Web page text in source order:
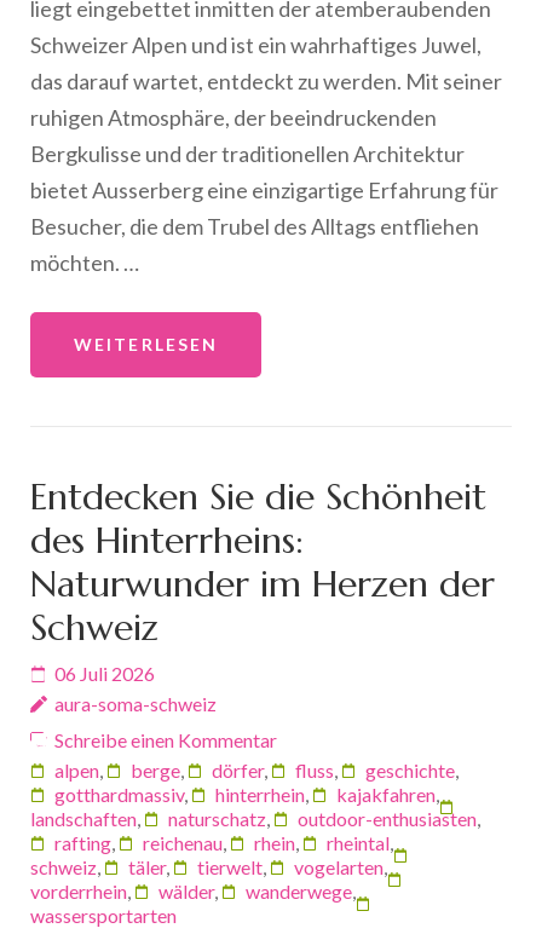
liegt eingebettet inmitten der atemberaubenden
Schweizer Alpen und ist ein wahrhaftiges Juwel,
das darauf wartet, entdeckt zu werden. Mit seiner
ruhigen Atmosphäre, der beeindruckenden
Bergkulisse und der traditionellen Architektur
bietet Ausserberg eine einzigartige Erfahrung für
Besucher, die dem Trubel des Alltags entfliehen
möchten. …
WEITERLESEN
Entdecken Sie die Schönheit
des Hinterrheins:
Naturwunder im Herzen der
Schweiz
06 Juli 2026
aura-soma-schweiz
Schreibe einen Kommentar
alpen, berge, dörfer, fluss, geschichte,
gotthardmassiv, hinterrhein, kajakfahren,
landschaften, naturschatz, outdoor-enthusiasten,
rafting, reichenau, rhein, rheintal,
schweiz, täler, tierwelt, vogelarten,
vorderrhein, wälder, wanderwege,
wassersportarten